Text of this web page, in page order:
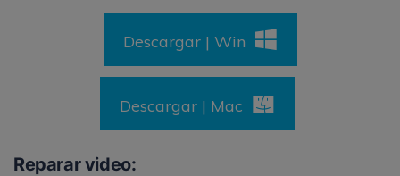
Descargar | Win
Descargar | Mac
Reparar video: